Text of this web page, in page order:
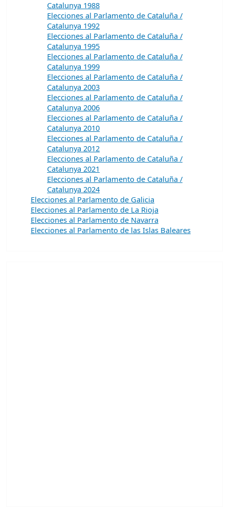
Catalunya 1988
Elecciones al Parlamento de Cataluña /
Catalunya 1992
Elecciones al Parlamento de Cataluña /
Catalunya 1995
Elecciones al Parlamento de Cataluña /
Catalunya 1999
Elecciones al Parlamento de Cataluña /
Catalunya 2003
Elecciones al Parlamento de Cataluña /
Catalunya 2006
Elecciones al Parlamento de Cataluña /
Catalunya 2010
Elecciones al Parlamento de Cataluña /
Catalunya 2012
Elecciones al Parlamento de Cataluña /
Catalunya 2021
Elecciones al Parlamento de Cataluña /
Catalunya 2024
Elecciones al Parlamento de Galicia
Elecciones al Parlamento de La Rioja
Elecciones al Parlamento de Navarra
Elecciones al Parlamento de las Islas Baleares